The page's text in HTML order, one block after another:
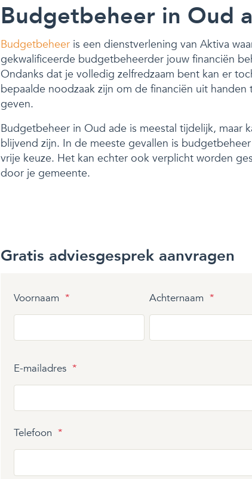
Budgetbeheer in Oud
Budgetbeheer is een dienstverlening van Aktiva
gekwalificeerde budgetbeheerder jouw financiën
Ondanks dat je volledig zelfredzaam bent kan er
bepaalde noodzaak zijn om de financiën uit handen
geven.
Budgetbeheer in Oud ade is meestal tijdelijk, maar
blijvend zijn. In de meeste gevallen is
vrije keuze. Het kan echter ook verplicht worden
door je gemeente.
Gratis adviesgesprek aanvragen
Voornaam * Achternaam *
E-mailadres *
Telefoon *